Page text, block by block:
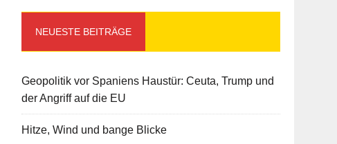
NEUESTE BEITRÄGE
Geopolitik vor Spaniens Haustür: Ceuta, Trump und
der Angriff auf die EU
Hitze, Wind und bange Blicke